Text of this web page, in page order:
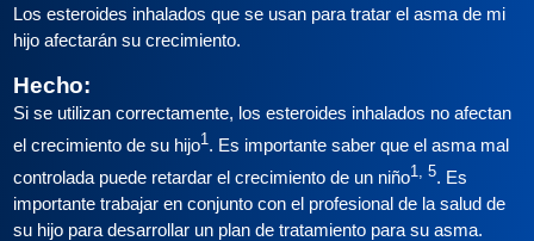
Los esteroides inhalados que se usan para tratar el asma de mi
hijo afectarán su crecimiento.
Hecho:
Si se utilizan correctamente, los esteroides inhalados no afectan
el crecimiento de su hijo1. Es importante saber que el asma mal
controlada puede retardar el crecimiento de un niño1, 5. Es
importante trabajar en conjunto con el profesional de la salud de
su hijo para desarrollar un plan de tratamiento para su asma.